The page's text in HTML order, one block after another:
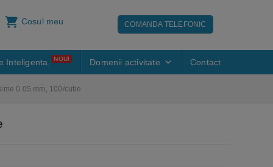
Cosul meu COMANDA TELEFONIC
Inteligenta NOU! Domenii activitate Contact
0.05 mm, 100/cutie